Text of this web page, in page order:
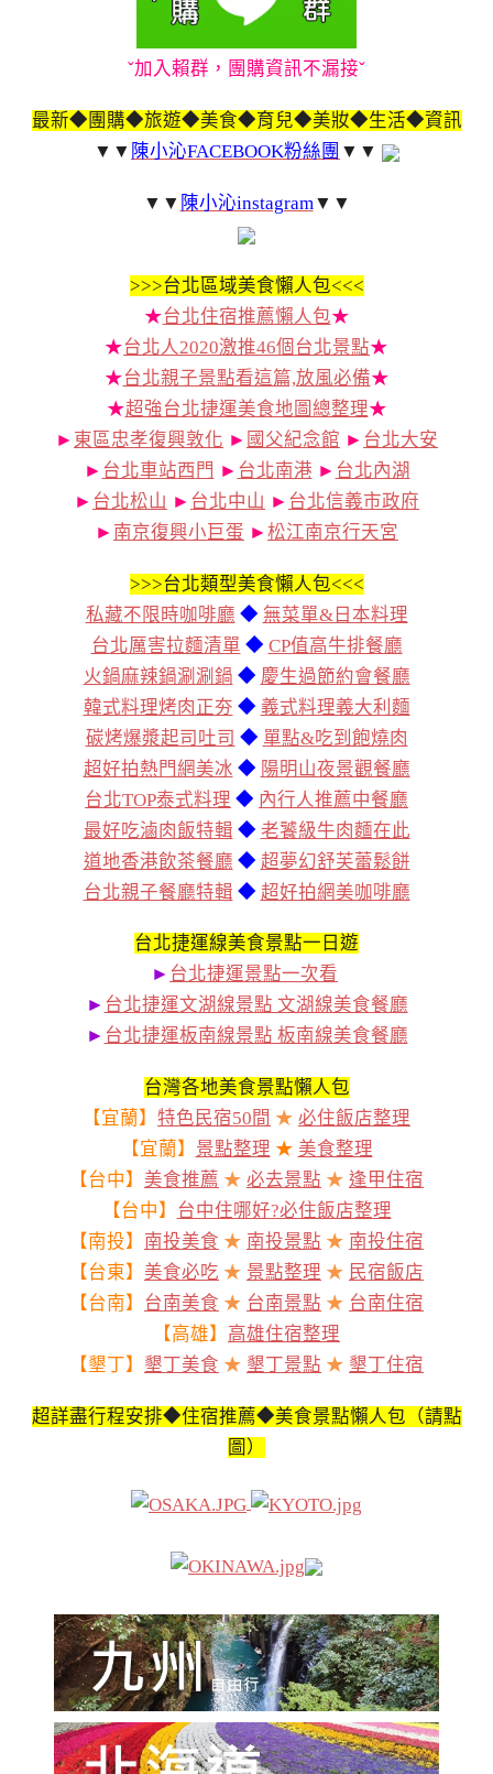
ˇ加入賴群，團購資訊不漏接ˇ
最新◆團購◆旅遊◆美食◆育兒◆美妝◆生活◆資訊
▼▼ 陳小沁FACEBOOK粉絲團 ▼▼
▼▼ 陳小沁instagram▼▼
>>>台北區域美食懶人包<<<
★台北住宿推薦懶人包★
★台北人2020激推46個台北景點★
★台北親子景點看這篇,放風必備★
★超強台北捷運美食地圖總整理★
► 東區忠孝復興敦化 ► 國父紀念館 ► 台北大安
► 台北車站西門 ► 台北南港 ► 台北內湖
► 台北松山 ► 台北中山 ► 台北信義市政府
► 南京復興小巨蛋 ► 松江南京行天宮
>>>台北類型美食懶人包<<<
私藏不限時咖啡廳 ◆ 無菜單&日本料理
台北厲害拉麵清單 ◆ CP值高牛排餐廳
火鍋麻辣鍋涮涮鍋 ◆ 慶生過節約會餐廳
韓式料理烤肉正夯 ◆ 義式料理義大利麵
碳烤爆漿起司吐司 ◆ 單點&吃到飽燒肉
超好拍熱門網美冰 ◆ 陽明山夜景觀餐廳
台北TOP泰式料理 ◆ 內行人推薦中餐廳
最好吃滷肉飯特輯 ◆ 老饕級牛肉麵在此
道地香港飲茶餐廳 ◆ 超夢幻舒芙蕾鬆餅
台北親子餐廳特輯 ◆ 超好拍網美咖啡廳
台北捷運線美食景點一日遊
► 台北捷運景點一次看
► 台北捷運文湖線景點 文湖線美食餐廳
► 台北捷運板南線景點 板南線美食餐廳
台灣各地美食景點懶人包
【宜蘭】 特色民宿50間 ★ 必住飯店整理
【宜蘭】 景點整理 ★ 美食整理
【台中】 美食推薦 ★ 必去景點 ★ 逢甲住宿
【台中】 台中住哪好?必住飯店整理
【南投】 南投美食 ★ 南投景點 ★ 南投住宿
【台東】 美食必吃 ★ 景點整理 ★ 民宿飯店
【台南】 台南美食 ★ 台南景點 ★ 台南住宿
【高雄】 高雄住宿整理
【墾丁】 墾丁美食 ★ 墾丁景點 ★ 墾丁住宿
超詳盡行程安排◆住宿推薦◆美食景點懶人包（請點
圖）